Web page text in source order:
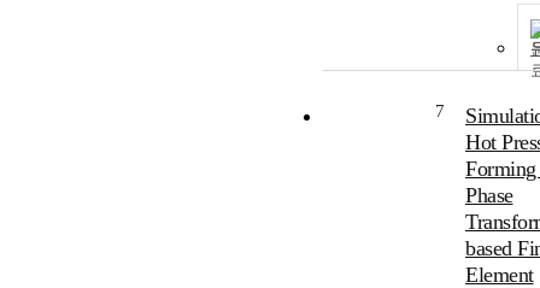
7
Hot
Forming
Phase
based
Element